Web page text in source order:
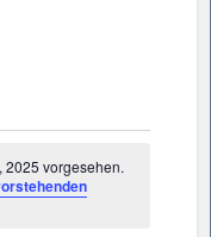
2025 vorgesehen.